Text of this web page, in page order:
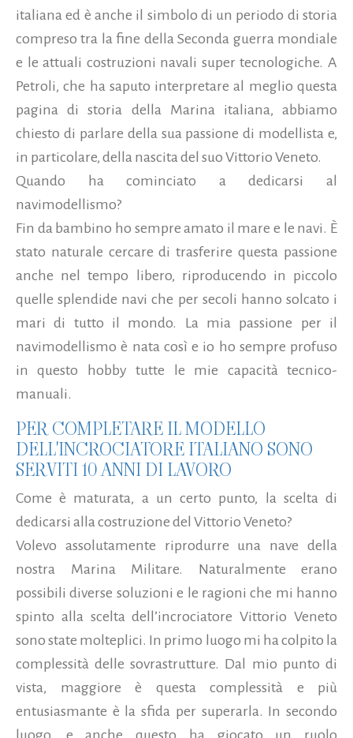
italiana ed è anche il simbolo di un periodo di storia
compreso tra la fine della Seconda guerra mondiale
e le attuali costruzioni navali super tecnologiche. A
Petroli, che ha saputo interpretare al meglio questa
pagina di storia della Marina italiana, abbiamo
chiesto di parlare della sua passione di modellista e,
in particolare, della nascita del suo Vittorio Veneto.
Quando ha cominciato a dedicarsi al
navimodellismo?
Fin da bambino ho sempre amato il mare e le navi. È
stato naturale cercare di trasferire questa passione
anche nel tempo libero, riproducendo in piccolo
quelle splendide navi che per secoli hanno solcato i
mari di tutto il mondo. La mia passione per il
navimodellismo è nata così e io ho sempre profuso
in questo hobby tutte le mie capacità tecnico-
manuali.
PER COMPLETARE IL MODELLO
DELL'INCROCIATORE ITALIANO SONO
SERVITI 10 ANNI DI LAVORO
Come è maturata, a un certo punto, la scelta di
dedicarsi alla costruzione del Vittorio Veneto?
Volevo assolutamente riprodurre una nave della
nostra Marina Militare. Naturalmente erano
possibili diverse soluzioni e le ragioni che mi hanno
spinto alla scelta dell’incrociatore Vittorio Veneto
sono state molteplici. In primo luogo mi ha colpito la
complessità delle sovrastrutture. Dal mio punto di
vista, maggiore è questa complessità e più
entusiasmante è la sfida per superarla. In secondo
luogo, e anche questo ha giocato un ruolo